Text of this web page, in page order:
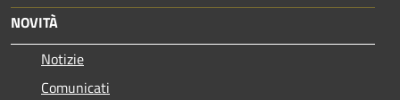
NOVITÀ
Notizie
Comunicati